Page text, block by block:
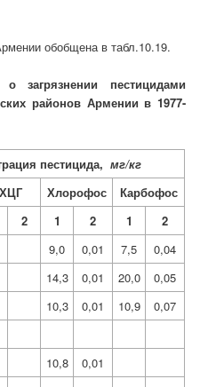
обобщена в табл.10.19.
загрязнении пестицидами
районов Армении в 1977-
пестицида, мг/кг
Хлорофос
Карбофос
2 1 2 1
2
9,0 0,01 7,5
0,04
14,3 0,01 20,0
0,05
10,3 0,01 10,9
0,07
10,8
0,01